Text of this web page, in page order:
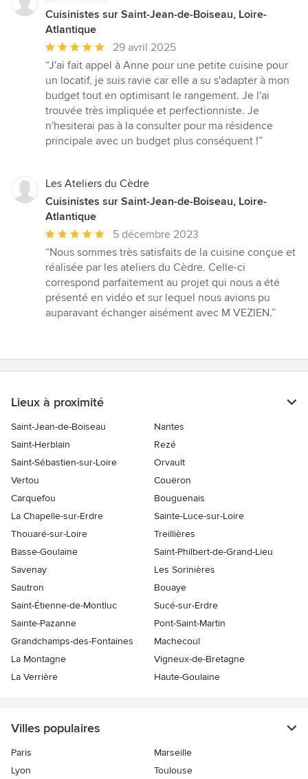
Cuisinistes sur Saint-Jean-de-Boiseau, Loire-
Atlantique
Note
moyenne
:
5
étoiles
sur
5
29 avril 2025
“J'ai fait appel à Anne pour une petite cuisine pour
un locatif, je suis ravie car elle a su s'adapter à mon
budget tout en optimisant le rangement. Je l'ai
trouvée très impliquée et perfectionniste. Je
n'hesiterai pas à la consulter pour ma résidence
principale avec un budget plus conséquent !”
Les Ateliers du Cèdre
Cuisinistes sur Saint-Jean-de-Boiseau, Loire-
Atlantique
Note
moyenne
:
5
étoiles
sur
5 décembre 2023
“Nous sommes très satisfaits de la cuisine conçue et
réalisée par les ateliers du Cèdre. Celle-ci
correspond parfaitement au projet qui nous a été
présenté en vidéo et sur lequel nous avions pu
auparavant échanger aisément avec M VEZIEN.”
Lieux à proximité
Saint-Jean-de-Boiseau
Nantes
Saint-Herblain
Rezé
Saint-Sébastien-sur-Loire
Orvault
Vertou
Couëron
Carquefou
Bouguenais
La Chapelle-sur-Erdre
Sainte-Luce-sur-Loire
Thouaré-sur-Loire
Treillières
Basse-Goulaine
Saint-Philbert-de-Grand-Lieu
Savenay
Les Sorinières
Sautron
Bouaye
Saint-Étienne-de-Montluc
Sucé-sur-Erdre
Sainte-Pazanne
Pont-Saint-Martin
Grandchamps-des-Fontaines
Machecoul
La Montagne
Vigneux-de-Bretagne
La Verrière
Haute-Goulaine
Villes populaires
Paris
Marseille
Lyon
Toulouse